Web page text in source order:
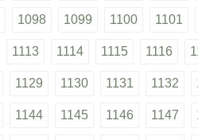
1098 1099 1100 1101
1113 1114 1115 1116
1129 1130 1131 1132
1144 1145 1146 1147